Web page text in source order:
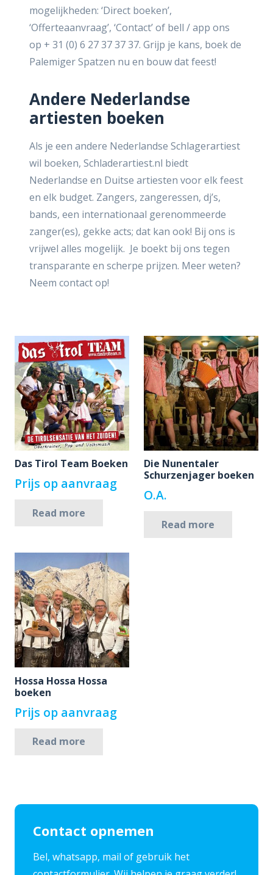
mogelijkheden: ‘Direct boeken’,
‘Offerteaanvraag’, ‘Contact’ of bell / app ons
op + 31 (0) 6 27 37 37 37. Grijp je kans, boek de
Palemiger Spatzen nu en bouw dat feest!
Andere Nederlandse
artiesten boeken
Als je een andere Nederlandse Schlagerartiest
wil boeken, Schladerartiest.nl biedt
Nederlandse en Duitse artiesten voor elk feest
en elk budget. Zangers, zangeressen, dj’s,
bands, een internationaal gerenommeerde
zanger(es), gekke acts; dat kan ook! Bij ons is
vrijwel alles mogelijk. ​Je boekt bij ons tegen
transparante en scherpe prijzen. Meer weten?
Neem contact op!
Das Tirol Team Boeken
Prijs op aanvraag
Read more
Die Nunentaler
Schurzenjager boeken
O.A.
Read more
Hossa Hossa Hossa
boeken
Prijs op aanvraag
Read more
Contact opnemen
​Bel, whatsapp, mail of gebruik het